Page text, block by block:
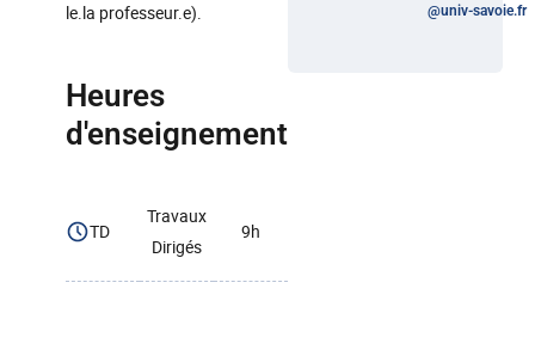
le.la professeur.e).
Heures
d'enseignement
TD
Travaux
Dirigés
9h
@univ-savoie.fr